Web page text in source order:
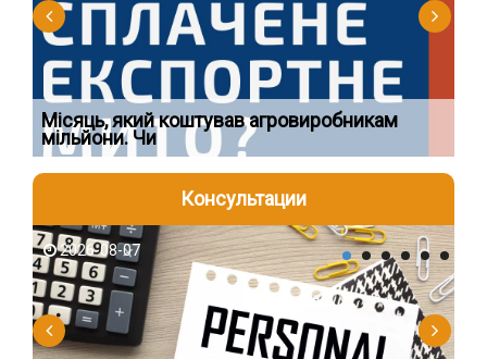
Місяць, який коштував агровиробникам
мільйони. Чи
Консультации
2026-08-07